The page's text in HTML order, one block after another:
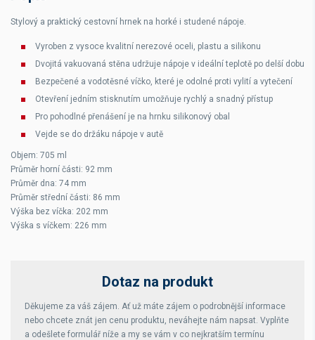
Stylový a praktický cestovní hrnek na horké i studené nápoje.
Vyroben z vysoce kvalitní nerezové oceli, plastu a silikonu
Dvojitá vakuovaná stěna udržuje nápoje v ideální teplotě po delší dobu
Bezpečené a vodotěsné víčko, které je odolné proti vylití a vytečení
Otevření jedním stisknutím umožňuje rychlý a snadný přístup
Pro pohodlné přenášení je na hrnku silikonový obal
Vejde se do držáku nápoje v autě
Objem: 705 ml
Průměr horní části: 92 mm
Průměr dna: 74 mm
Průměr střední části: 86 mm
Výška bez víčka: 202 mm
Výška s víčkem: 226 mm
Dotaz na produkt
Děkujeme za váš zájem. Ať už máte zájem o podrobnější informace
nebo chcete znát jen cenu produktu, neváhejte nám napsat. Vyplňte
a odešlete formulář níže a my se vám v co nejkratším termínu